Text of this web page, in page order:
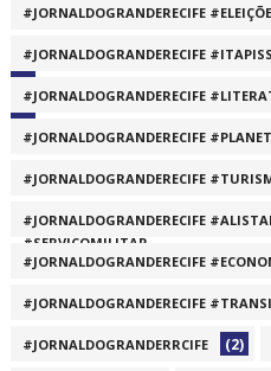
#JORNALDOGRANDERECIFE
#JORNALDOGRANDERECIFE
(1)
#JORNALDOGRANDERECIFE
(1)
#JORNALDOGRANDERECIFE
#JORNALDOGRANDERECIFE
#JORNALDOGRANDERECIFE
#SERVIÇOMILITAR
(1)
#JORNALDOGRANDERECIFE
#JORNALDOGRANDERECIFE
#JORNALDOGRANDERRCIFE (2)